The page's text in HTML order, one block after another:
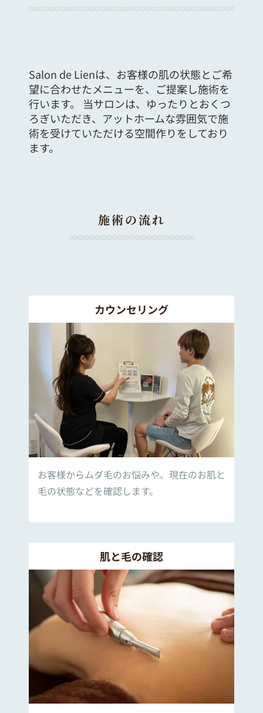
Salon de Lienは、お客様の肌の状態とご希
望に合わせたメニューを、ご提案し施術を
行います。 当サロンは、ゆったりとおくつ
ろぎいただき、アットホームな雰囲気で施
術を受けていただける空間作りをしており
ます。
施術の流れ
カウンセリング
お客様からムダ毛のお悩みや、現在のお肌と
毛の状態などを確認します。
肌と毛の確認